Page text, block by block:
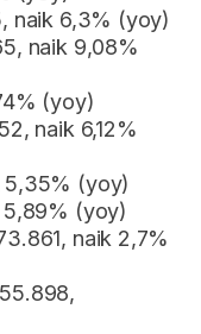
naik 6,3% (yoy)
naik 9,08%
(yoy)
naik 6,12%
5,35% (yoy)
5,89% (yoy)
naik 2,7%